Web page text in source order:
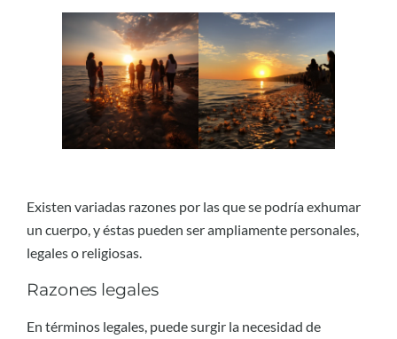
Existen variadas razones por las que se podría exhumar
un cuerpo, y éstas pueden ser ampliamente personales,
legales o religiosas.
Razones legales
En términos legales, puede surgir la necesidad de